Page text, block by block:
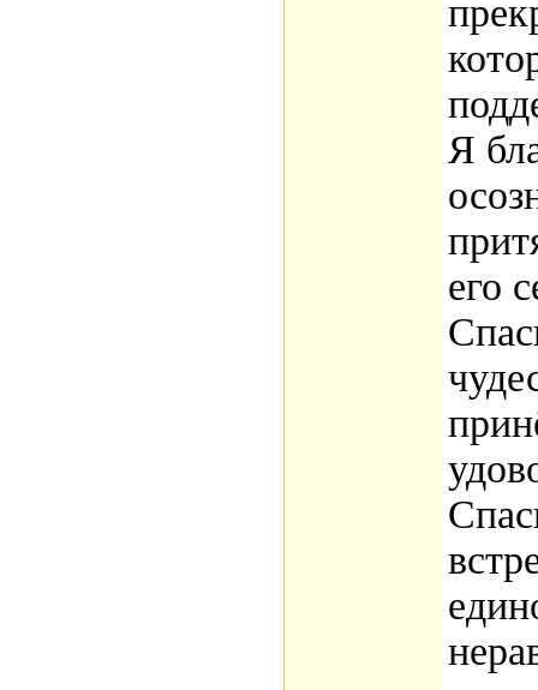
Я
его